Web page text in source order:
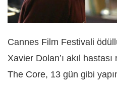
Cannes Film Festivali
Xavier Dolan’ı akıl
The Core, 13 gün gibi